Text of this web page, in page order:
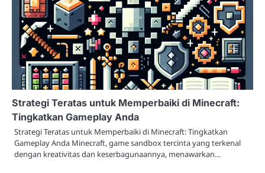
Strategi Teratas untuk Memperbaiki di Minecraft:
Tingkatkan Gameplay Anda
Strategi Teratas untuk Memperbaiki di Minecraft: Tingkatkan
Gameplay Anda Minecraft, game sandbox tercinta yang terkenal
dengan kreativitas dan keserbagunaannya, menawarkan…